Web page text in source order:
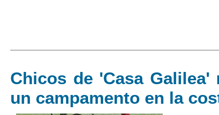
Chicos de 'Casa Galilea'
un campamento en la